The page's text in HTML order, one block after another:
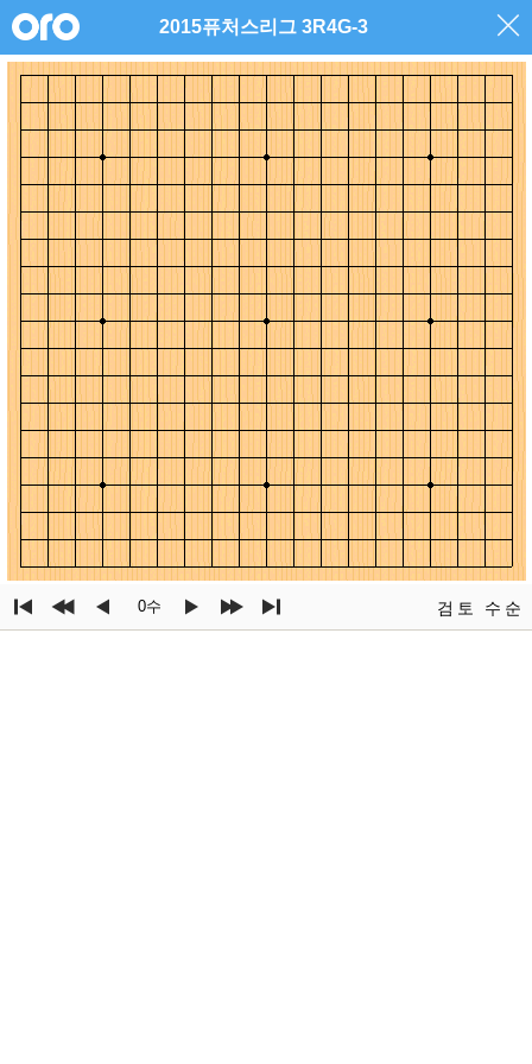
2015퓨처스리그 3R4G-3
0수 검토 수순